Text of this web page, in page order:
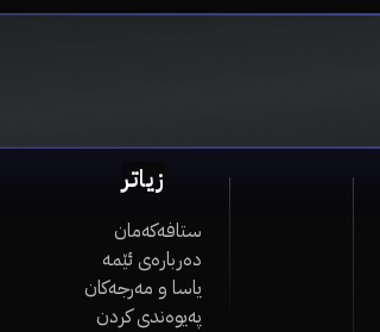
زیاتر
ستافەکەمان
دەربارەی ئێمە
یاسا و مەرجەکان
پەیوەندی کردن